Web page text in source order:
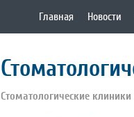
Главная Новости
Стоматологические